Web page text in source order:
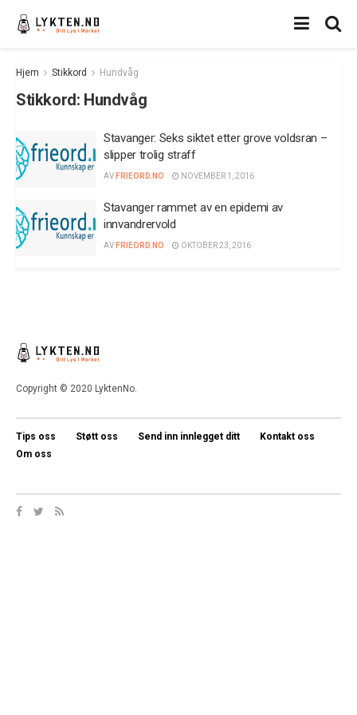
Hjem Stikkord Hundvåg
Stikkord: Hundvåg
Stavanger: Seks siktet etter grove voldsran –
slipper trolig straff
AV FRIEORD.NO NOVEMBER 1, 2016
Stavanger rammet av en epidemi av
innvandrervold
AV FRIEORD.NO OKTOBER 23, 2016
Copyright © 2020 LyktenNo.
Tips oss Støtt oss Send inn innlegget ditt
Kontakt oss
Om oss